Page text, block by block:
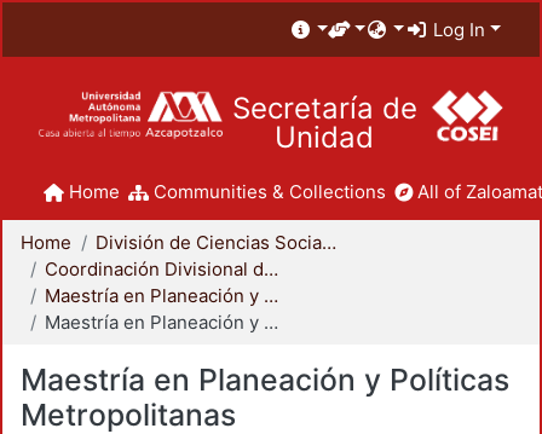
Log In
Secretaría de
Unidad
Home Communities & Collections All of
Home
División de Ciencias Sociales y Humanidades
Coordinación Divisional de Posgrado
Maestría en Planeación y Políticas Metropolitanas
Maestría en Planeación y Políticas Metropolitanas
Maestría en Planeación y Políticas
Metropolitanas